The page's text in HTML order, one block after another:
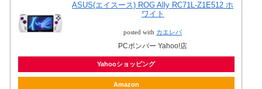
ASUS(エイスース) ROG Ally RC71L-Z1E512 ホ
ワイト
posted with カエレバ
PCボンバー Yahoo!店
Yahooショッピング
Amazon